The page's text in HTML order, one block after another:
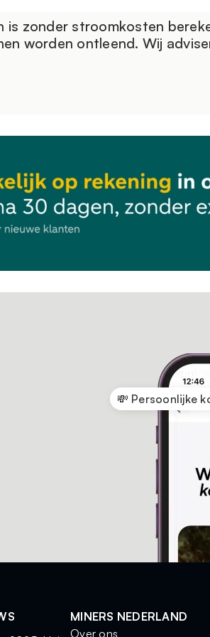
zonder stroomkosten
worden ontleend. Wij
💸 Persoonlijke
MINERS NEDERLAND
Over ons